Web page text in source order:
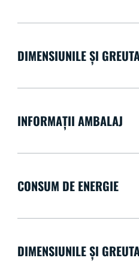
DIMENSIUNILE ȘI
INFORMAȚII AMBALAJ
CONSUM DE ENERGIE
DIMENSIUNILE ȘI